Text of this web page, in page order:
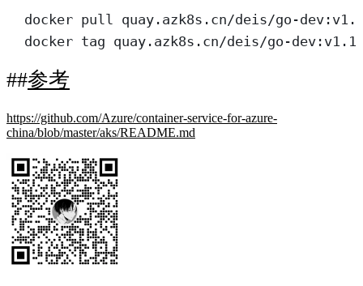
docker pull quay.azk8s.cn/deis/go-
docker tag quay.azk8s.cn/deis/go-
参考
https://github.com/Azure/container-service-for-azure-
china/blob/master/aks/README.md